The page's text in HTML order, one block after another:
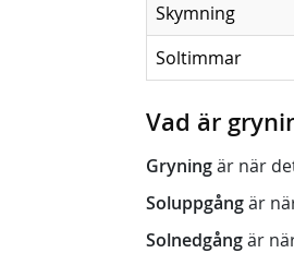
Skymning
Soltimmar
Vad är
Gryningär när
Soluppgångär
Solnedgångär